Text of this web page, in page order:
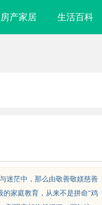
房产家居 生活百科
迷茫中，那么由敬善敬媄慈善
家庭教育，从来不是拼命“鸡